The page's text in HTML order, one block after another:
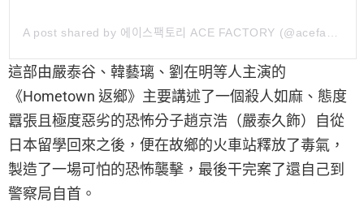
這部由嚴泰谷、韓藝璃、劉在明等人主演的
《Hometown 返鄉》主要講述了一個殺人如麻、態度
囂張且極度惡劣的恐怖分子趙京浩（嚴泰久飾）自從
日本留學回來之後，便在故鄉的火車站釋放了毒氣，
製造了一場可怕的恐怖襲擊，最後干完案了還自己到
警察局自首。